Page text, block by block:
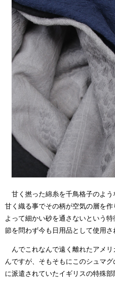
甘く撚った綿糸を千鳥格子のよ
甘く織る事でその柄が空気の層を
よって細かい砂を通さないという
節を問わず今も日用品として使用さ
んでこれなんで遠く離れたアメ
んですが、そもそもにこのシュマ
に派遣されていたイギリスの特殊部